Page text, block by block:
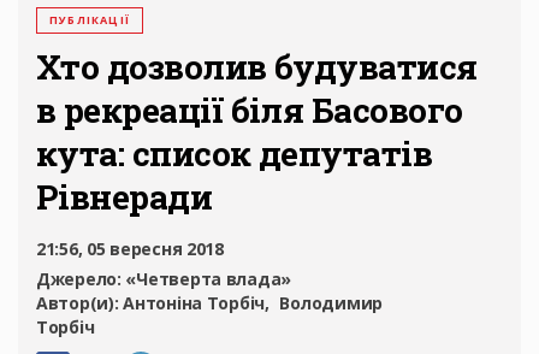
ПУБЛІКАЦІЇ
Хто дозволив будуватися
в рекреації біля Басового
кута: список депутатів
Рівнеради
21:56, 05 вересня 2018
Джерело: «Четверта влада»
Автор(и):Антоніна Торбіч
Володимир
Торбіч